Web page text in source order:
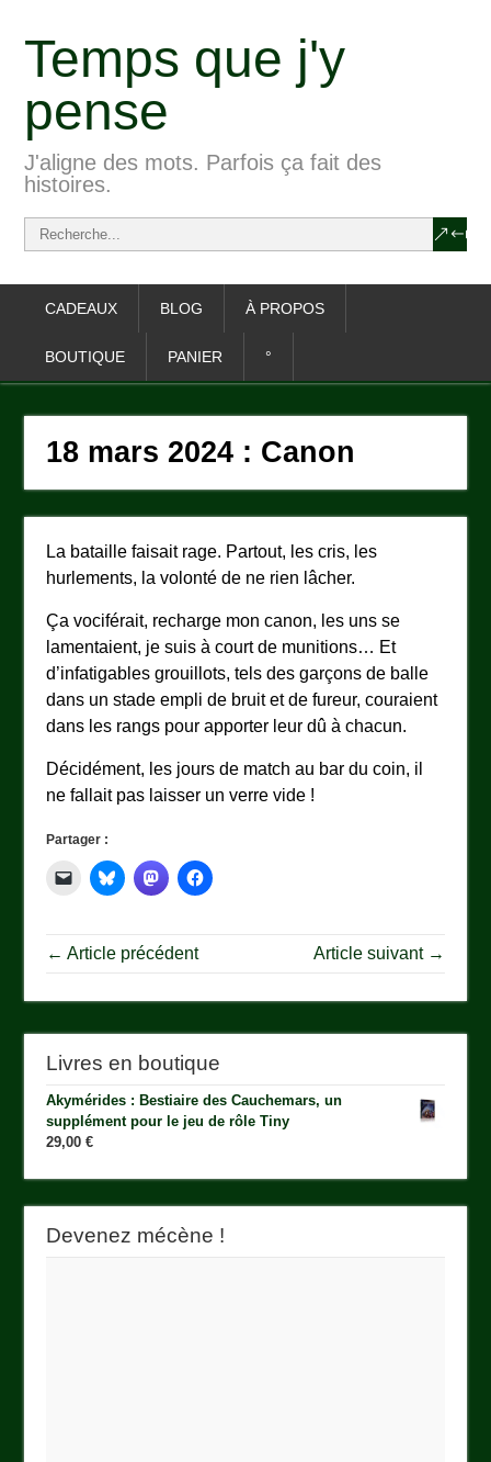
Temps que j'y
pense
J'aligne des mots. Parfois ça fait des
histoires.
CADEAUX BLOG À PROPOS
BOUTIQUE PANIER °
18 mars 2024 : Canon
La bataille faisait rage. Partout, les cris, les
hurlements, la volonté de ne rien lâcher.
Ça vociférait, recharge mon canon, les uns se
lamentaient, je suis à court de munitions… Et
d’infatigables grouillots, tels des garçons de balle
dans un stade empli de bruit et de fureur, couraient
dans les rangs pour apporter leur dû à chacun.
Décidément, les jours de match au bar du coin, il
ne fallait pas laisser un verre vide !
Partager :
← Article précédent Article suivant →
Livres en boutique
Akymérides : Bestiaire des Cauchemars, un
supplément pour le jeu de rôle Tiny
29,00€
Devenez mécène !